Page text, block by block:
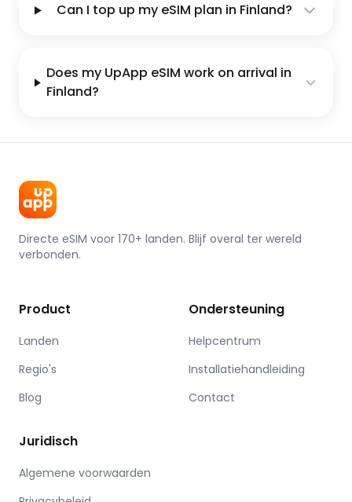
Can I top up my eSIM plan in Finland?
Does my UpApp eSIM work on arrival in
Finland?
Directe eSIM voor 170+ landen. Blijf overal ter wereld
verbonden.
Product
Landen
Regio's
Blog
Ondersteuning
Helpcentrum
Installatiehandleiding
Contact
Juridisch
Algemene voorwaarden